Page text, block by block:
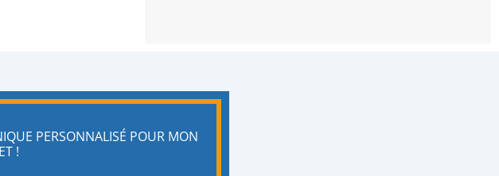
PERSONNALISÉ POUR MON
!